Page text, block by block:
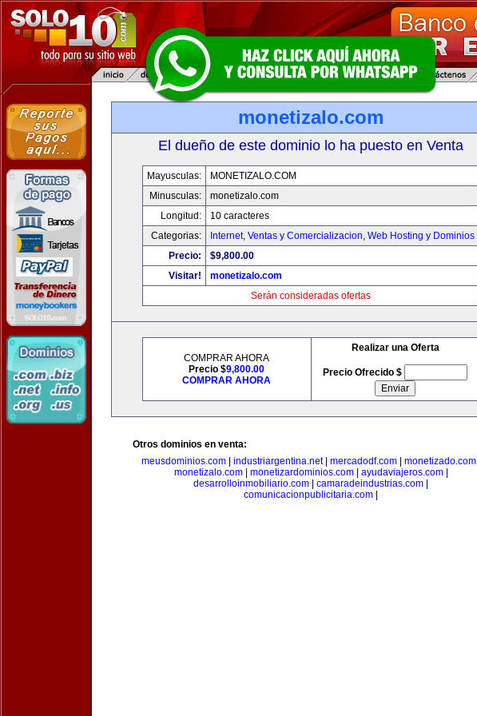
monetizalo.com
El dueño de este dominio lo ha puesto en Venta
Mayusculas:
MONETIZALO.COM
Minusculas:
monetizalo.com
Longitud:
10 caracteres
Categorias:
Internet, Ventas y Comercializacion, Web Hosting y Dominios
Precio:
$9,800.00
Visitar!
monetizalo.com
Serán consideradas ofertas
COMPRAR AHORA
Precio $9,800.00
COMPRAR AHORA
Realizar una Oferta
Precio Ofrecido $
Otros dominios en venta:
meusdominios.com| industriargentina.net| mercadodf.com| monetizado.com|
monetizalo.com| monetizardominios.com| ayudaviajeros.com|
desarrolloinmobiliario.com
camaradeindustrias.com
comunicacionpublicitaria.com